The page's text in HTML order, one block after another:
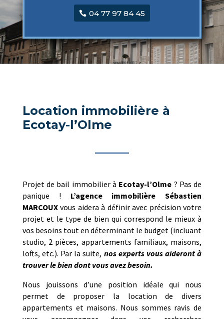
04 77 97 84 45
Location immobilière à
Ecotay-l’Olme
Projet de bail immobilier à Ecotay-l’Olme ? Pas de
panique ! L’agence immobilière
Sébastien
MARCOUXvous aidera à définir avec précision votre
projet et le type de bien qui correspond le mieux à
vos besoins tout en déterminant le budget (incluant
studio, 2 pièces, appartements familiaux, maisons,
lofts, etc.). Par la suite, nos experts vous aideront à
trouver le bien dont vous avez besoin.
Nous jouissons d’une position idéale qui nous
permet de proposer la location de divers
appartements et maisons. Nous sommes ravis de